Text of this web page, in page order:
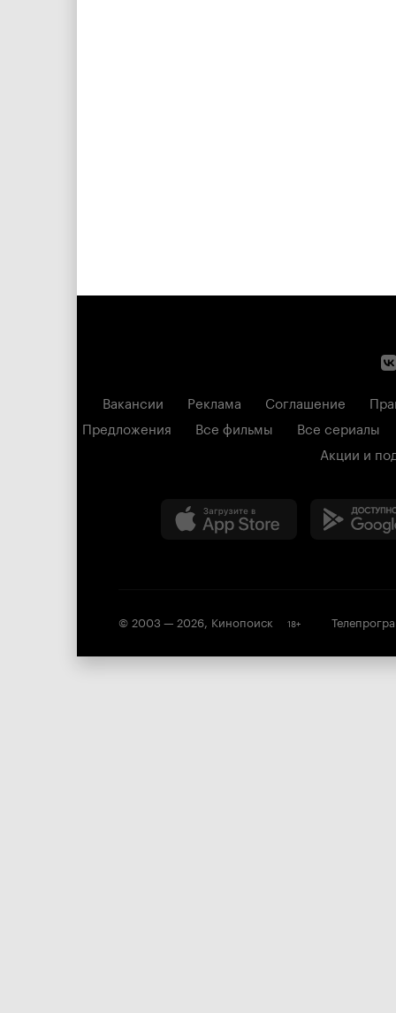
Вакансии Реклама Соглашение
Предложения
Все фильмы
Все сериалы
Акции и
© 2003 — 2026, Кинопоиск 18+